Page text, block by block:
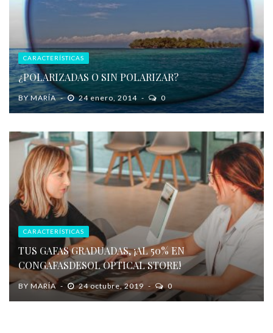
CARACTERÍSTICAS
¿POLARIZADAS O SIN POLARIZAR?
BYMARÍA 24 enero, 2014 0
CARACTERÍSTICAS
TUS GAFAS GRADUADAS, ¡AL 50% EN
CONGAFASDESOL OPTICAL STORE!
BY MARÍA 24 octubre, 2019 0